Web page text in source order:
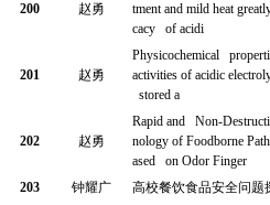
200 赵勇
tment and mild heat
cacy of acidi
201 赵勇
Physicochemical
activities of acidic
stored a
202 赵勇
Rapid and Non-
nology of Foodborne
ased on Odor Finger
203 钟耀广 高校餐饮食品安全问题